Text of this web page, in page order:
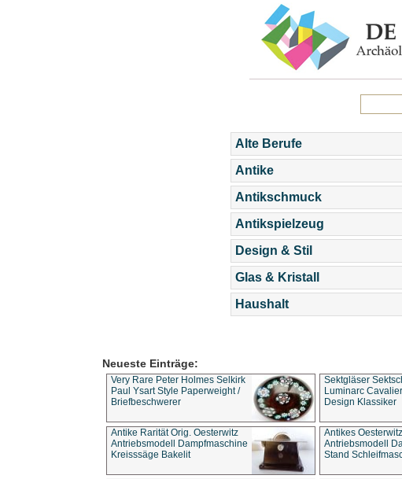
Alte Berufe
Antike
Antikschmuck
Antikspielzeug
Design & Stil
Glas & Kristall
Haushalt
Neueste Einträge:
Very Rare Peter Holmes Selkirk
Paul Ysart Style Paperweight /
Briefbeschwerer
Sektgläser
Luminarc
Design Klassiker
Antike Rarität Orig. Oesterwitz
Antriebsmodell Dampfmaschine
Kreisssäge Bakelit
Antikes Oesterwitz
Antriebsmodell
Stand